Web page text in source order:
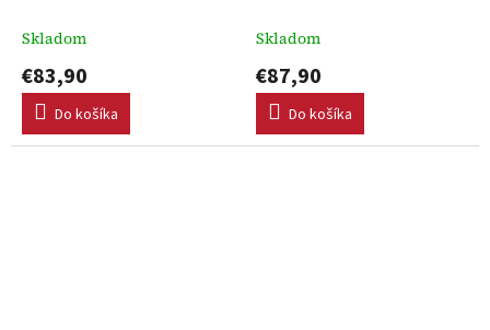
upevnenie
Skladom
€83,90
Do košíka
upevnenie
Skladom
€87,90
Do košíka